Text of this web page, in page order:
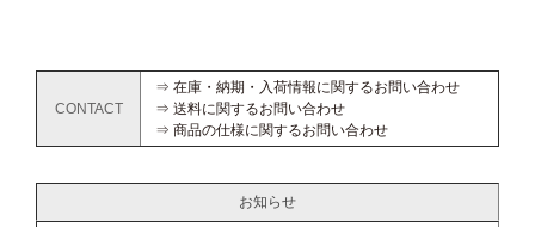
CONTACT
⇒ 在庫・納期・入荷情報に関するお問い合わせ
⇒ 送料に関するお問い合わせ
⇒ 商品の仕様に関するお問い合わせ
お知らせ